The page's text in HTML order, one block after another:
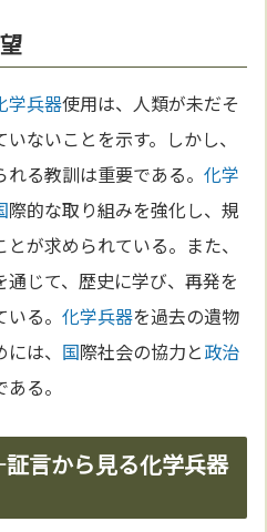
学兵器使用は、人類が未だそ
ないことを示す。しかし、
れる教訓は重要である。化学
際的な取り組みを強化し、規
が求められている。また、
じて、歴史に学び、再発を
いる。化学兵器を過去の遺物
は、 国際社会の協力と政治
る。
言から見る化学兵器